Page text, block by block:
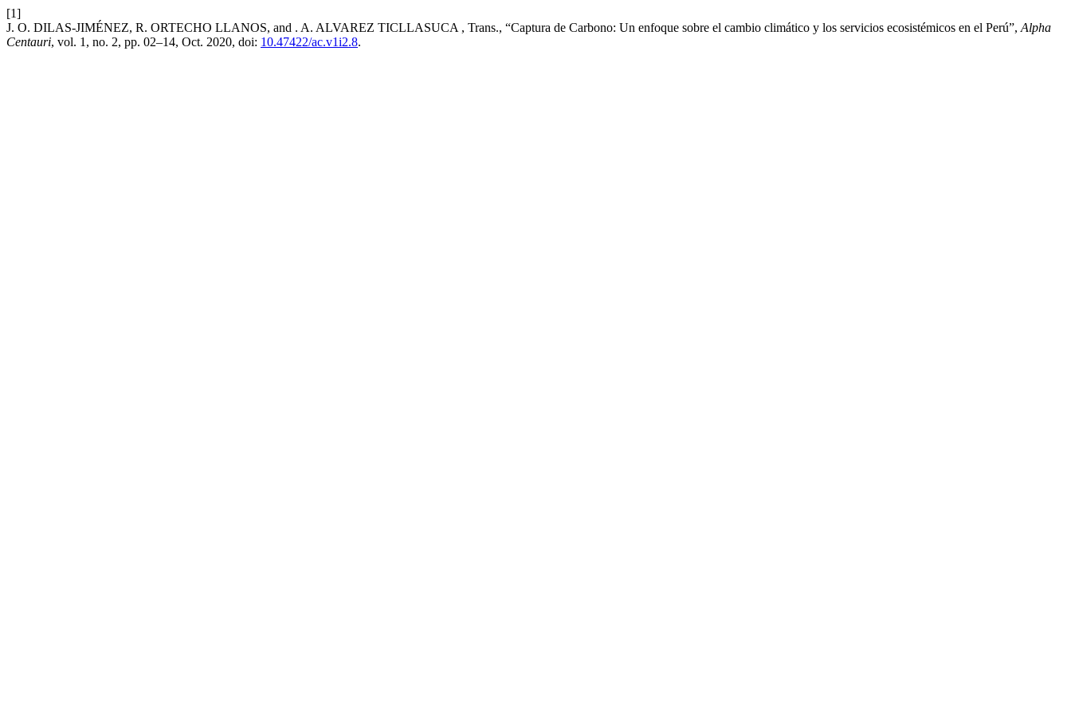
[1]
J. O. DILAS-JIMÉNEZ, R. ORTECHO LLANOS, and . A. ALVAREZ TICLLASUCA , Trans., “Captura de Carbono: Un enfoque sobre el cambio climático y los servicios ecosistémicos en el Perú”, Alpha
Centauri, vol. 1, no. 2, pp. 02–14, Oct. 2020, doi: 10.47422/ac.v1i2.8.